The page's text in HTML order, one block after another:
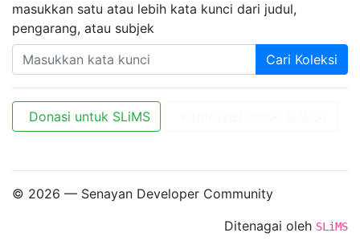
masukkan satu atau lebih kata kunci dari judul,
pengarang, atau subjek
Cari Koleksi
Donasi untuk SLiMS
© 2026 — Senayan Developer Community
Ditenagai oleh SLiMS